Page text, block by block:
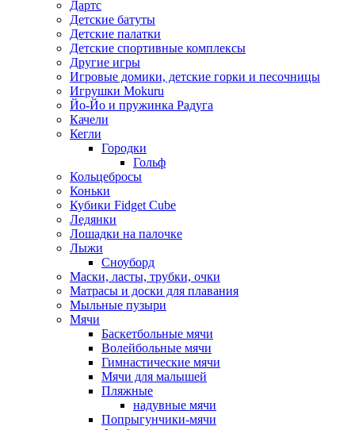
Дартс
Детские батуты
Детские палатки
Детские спортивные комплексы
Другие игры
Игровые домики, детские горки и песочницы
Игрушки Mokuru
Йо-Йо и пружинка Радуга
Качели
Кегли
Городки
Гольф
Кольцебросы
Коньки
Кубики Fidget Cube
Ледянки
Лошадки на палочке
Лыжи
Сноуборд
Маски, ласты, трубки, очки
Матрасы и доски для плавания
Мыльные пузыри
Мячи
Баскетбольные мячи
Волейбольные мячи
Гимнастические мячи
Мячи для малышей
Пляжные
надувные мячи
Попрыгунчики-мячи